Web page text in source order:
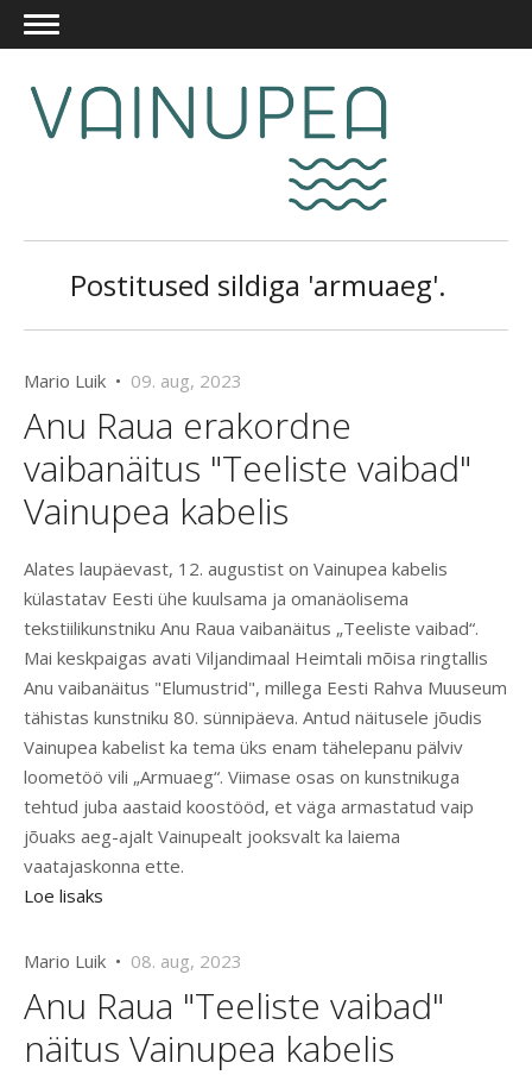
Postitused sildiga 'armuaeg'.
Mario Luik • 09. aug, 2023
Anu Raua erakordne
vaibanäitus "Teeliste vaibad"
Vainupea kabelis
Alates laupäevast, 12. augustist on Vainupea kabelis
külastatav Eesti ühe kuulsama ja omanäolisema
tekstiilikunstniku Anu Raua vaibanäitus „Teeliste vaibad“.
Mai keskpaigas avati Viljandimaal Heimtali mõisa ringtallis
Anu vaibanäitus "Elumustrid", millega Eesti Rahva Muuseum
tähistas kunstniku 80. sünnipäeva. Antud näitusele jõudis
Vainupea kabelist ka tema üks enam tähelepanu pälviv
loometöö vili „Armuaeg“. Viimase osas on kunstnikuga
tehtud juba aastaid koostööd, et väga armastatud vaip
jõuaks aeg-ajalt Vainupealt jooksvalt ka laiema
vaatajaskonna ette.
Loe lisaks
Mario Luik • 08. aug, 2023
Anu Raua "Teeliste vaibad"
näitus Vainupea kabelis